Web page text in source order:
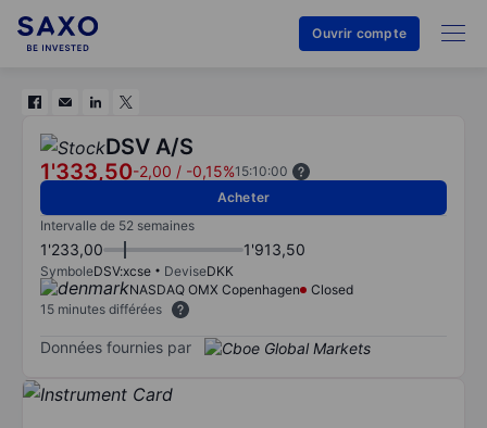
Ouvrir compte
DSV A/S
1'333,50-2,00 / -0,15%15:10:00
Acheter
Intervalle de 52 semaines
1'233,00 1'913,50
SymboleDSV:xcse DeviseDKK
NASDAQ OMX Copenhagen
Closed
15 minutes différées
Données fournies par